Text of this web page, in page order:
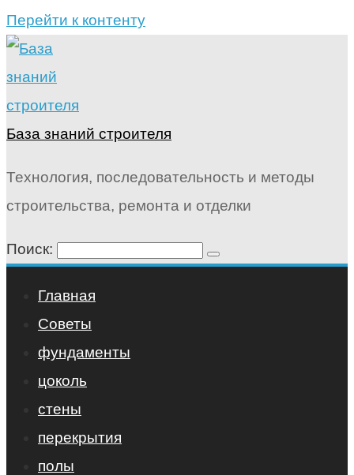
Перейти к контенту
База знаний строителя
Технология, последовательность и методы
строительства, ремонта и отделки
Поиск:
Главная
Советы
фундаменты
цоколь
стены
перекрытия
полы